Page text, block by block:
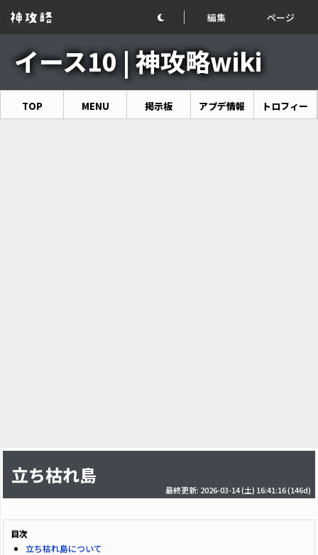
編集 ページ
イース10 | 神攻略wiki
TOP MENU 掲示板 アプデ情報 トロフィー
立ち枯れ島
最終更新: 2026-03-14 (土) 16:41:16(146d)
目次
立ち枯れ島について